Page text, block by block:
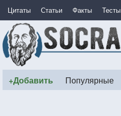
Цитаты Статьи Факты Тесты
+Добавить Популярные